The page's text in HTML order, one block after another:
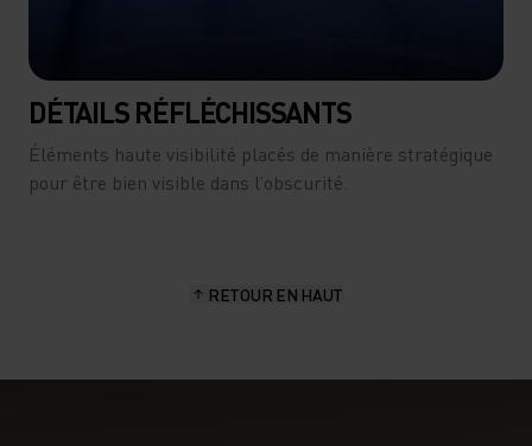
DÉTAILS RÉFLÉCHISSANTS
Éléments haute visibilité placés de manière stratégique
pour être bien visible dans l’obscurité.
RETOUR EN HAUT